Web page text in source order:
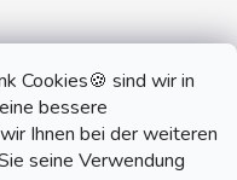
Cookies🍪 sind wir in
bessere
Ihnen bei der weiteren
seine Verwendung